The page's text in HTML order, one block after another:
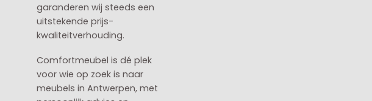
garanderen wij steeds een
uitstekende prijs-
kwaliteitverhouding.
Comfortmeubel is dé plek
voor wie op zoek is naar
meubels in Antwerpen, met